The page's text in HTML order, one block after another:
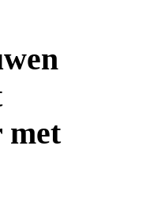
met